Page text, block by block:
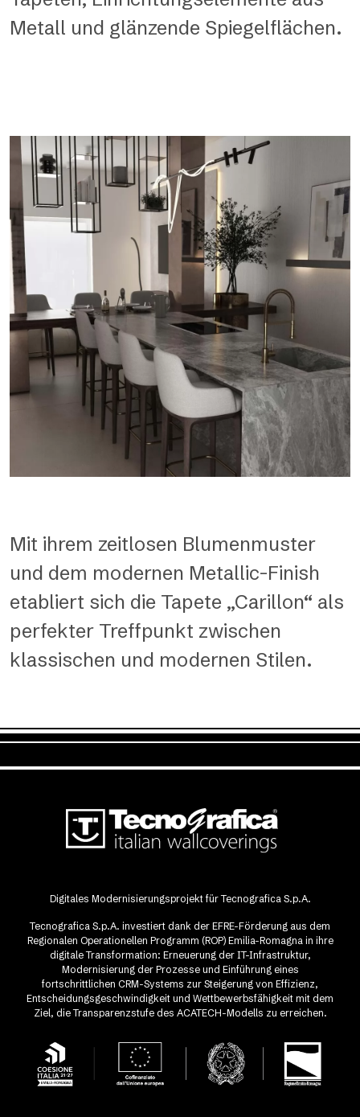
Metall und glänzende Spiegelflächen.
Mit ihrem zeitlosen Blumenmuster
und dem modernen Metallic-Finish
etabliert sich die Tapete „Carillon“ als
perfekter Treffpunkt zwischen
klassischen und modernen Stilen.
Digitales Modernisierungsprojekt für Tecnografica S.p.A.
Tecnografica S.p.A. investiert dank der EFRE-Förderung aus dem
Regionalen Operationellen Programm (ROP) Emilia-Romagna in ihre
digitale Transformation: Erneuerung der IT-Infrastruktur,
Modernisierung der Prozesse und Einführung eines
fortschrittlichen CRM-Systems zur Steigerung von Effizienz,
Entscheidungsgeschwindigkeit und Wettbewerbsfähigkeit mit dem
Ziel, die Transparenzstufe des ACATECH-Modells zu erreichen.